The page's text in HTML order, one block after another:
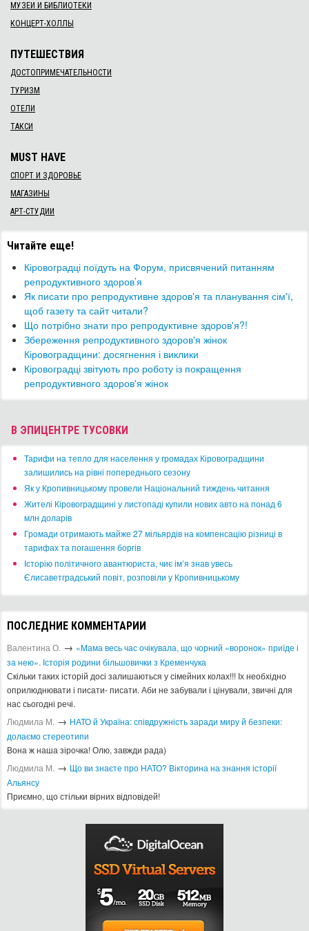
МУЗЕИ И БИБЛИОТЕКИ
КОНЦЕРТ-ХОЛЛЫ
ПУТЕШЕСТВИЯ
ДОСТОПРИМЕЧАТЕЛЬНОСТИ
ТУРИЗМ
ОТЕЛИ
ТАКСИ
MUST HAVE
СПОРТ И ЗДОРОВЬЕ
МАГАЗИНЫ
АРТ-СТУДИИ
Читайте еще!
Кіровоградці поїдуть на Форум, присвячений питанням
репродуктивного здоров’я
Як писати про репродуктивне здоров'я та планування сім'ї,
щоб газету та сайт читали?
​Що потрібно знати про репродуктивне здоров'я?!
Збереження репродуктивного здоров'я жінок
Кіровоградщини: досягнення і виклики
Кіровоградці звітують про роботу із покращення
репродуктивного здоров'я жінок
В ЭПИЦЕНТРЕ ТУСОВКИ
​Тарифи на тепло для населення у громадах Кіровоградщини
залишились на рівні попереднього сезону
​Як у Кропивницькому провели Національний тиждень читання
​Жителі Кіровоградщині у листопаді купили нових авто на понад 6
млн доларів
​Громади отримають майже 27 мільярдів на компенсацію різниці в
тарифах та погашення боргів
Історію політичного авантюриста, чиє ім’я знав увесь
Єлисаветградський повіт, розповіли у Кропивницькому
ПОСЛЕДНИЕ КОММЕНТАРИИ
Валентина О. → «Мама весь час очікувала, що чорний «воронок» приїде і
за нею». Історія родини більшовички з Кременчука
Скільки таких історій досі залишаються у сімейних колах!!! Іх необхідно
оприлюднювати і писати- писати. Аби не забували і цінували, звичні для
нас сьогодні речі.
Людмила М. → ​НАТО й Україна: співдружність заради миру й безпеки:
долаємо стереотипи
Вона ж наша зірочка! Олю, завжди рада)
Людмила М. → Що ви знаєте про НАТО? Вікторина на знання історії
Альянсу ​
Приємно, що стільки вірних відповідей!